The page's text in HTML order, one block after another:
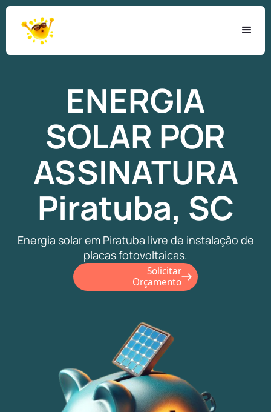
ENERGIA
SOLAR POR
ASSINATURA
Piratuba, SC
Energia solar em Piratuba livre de instalação de
placas fotovoltaicas.
Solicitar
Orçamento